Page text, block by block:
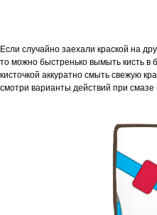
Если случайно заехали краской на
то можно быстренько вымыть кисть в
кисточкой аккуратно смыть свежую
смотри варианты действий при смазе